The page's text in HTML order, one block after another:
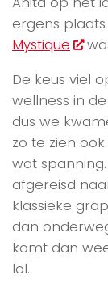
ergens
Mystique
De keus viel
wellness in
dus we
zo te zien
wat
afgereisd
klassieke
dan
komt dan
lol.